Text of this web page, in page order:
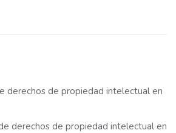
derechos de propiedad intelectual en
derechos de propiedad intelectual en